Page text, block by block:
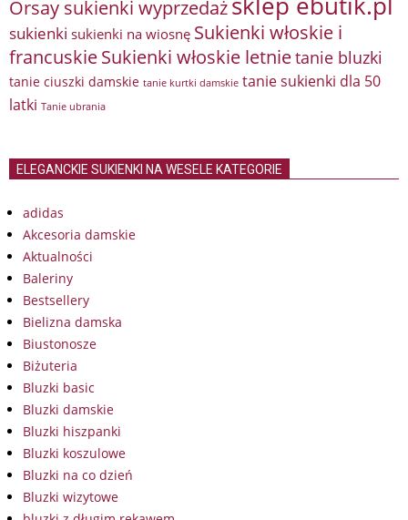
Orsay sukienki wyprzedaż
sukienki sukienki na wiosnę Sukienki włoskie i
francuskieSukienki włoskie letnietanie bluzki
tanie ciuszki damskie tanie kurtki damskie tanie sukienki dla 50
latki Tanie ubrania
ELEGANCKIE SUKIENKI NA WESELE KATEGORIE
adidas
Akcesoria damskie
Aktualności
Baleriny
Bestsellery
Bielizna damska
Biustonosze
Biżuteria
Bluzki basic
Bluzki damskie
Bluzki hiszpanki
Bluzki koszulowe
Bluzki na co dzień
Bluzki wizytowe